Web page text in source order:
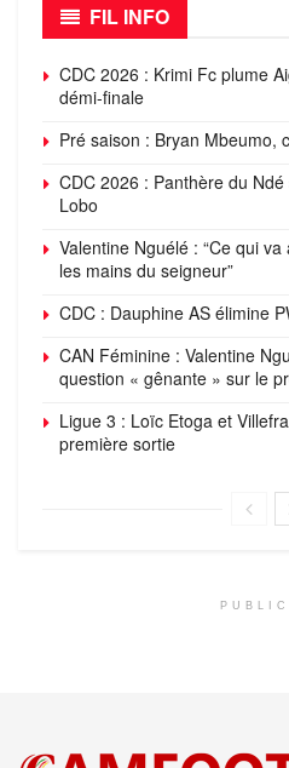
FIL INFO
CDC 2026 : Krimi Fc plume
démi-finale
Pré saison : Bryan Mbeumo,
CDC 2026 : Panthère du
Lobo
Valentine Nguélé : “Ce qui
les mains du seigneur”
CDC : Dauphine AS élimine
CAN Féminine : Valentine
question « gênante » sur le
Ligue 3 : Loïc Etoga et
première sortie